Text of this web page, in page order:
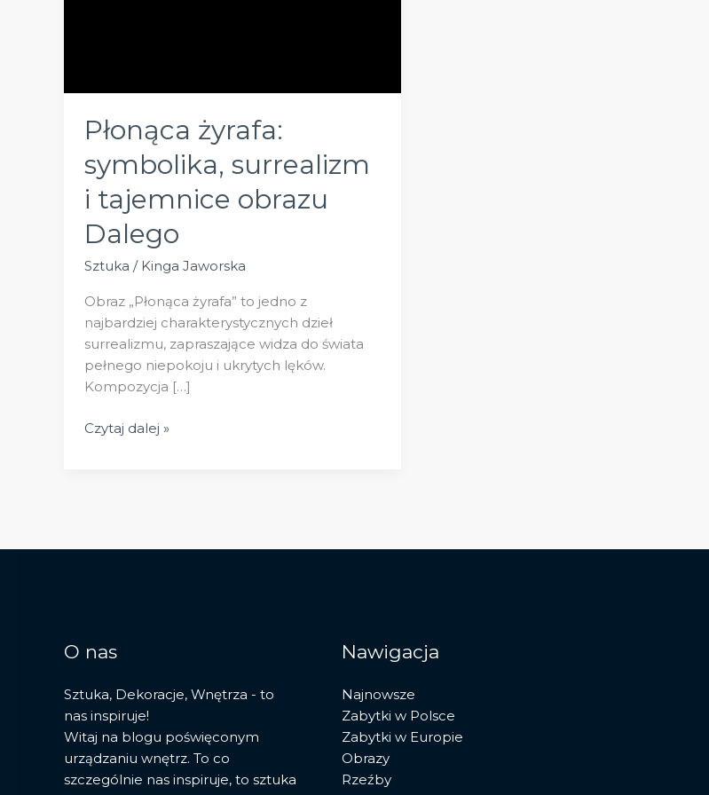
Płonąca żyrafa:
symbolika, surrealizm
i tajemnice obrazu
Dalego
Sztuka / Kinga Jaworska
Obraz „Płonąca żyrafa” to jedno z
najbardziej charakterystycznych dzieł
surrealizmu, zapraszające widza do świata
pełnego niepokoju i ukrytych lęków.
Kompozycja […]
Płonąca
obrazu
Czytaj dalej »
O nas
Sztuka, Dekoracje, Wnętrza - to
nas inspiruje!
Witaj na blogu poświęconym
urządzaniu wnętrz. To co
szczególnie nas inspiruje, to sztuka
Nawigacja
Najnowsze
Zabytki w Polsce
Zabytki w Europie
Obrazy
Rzeźby